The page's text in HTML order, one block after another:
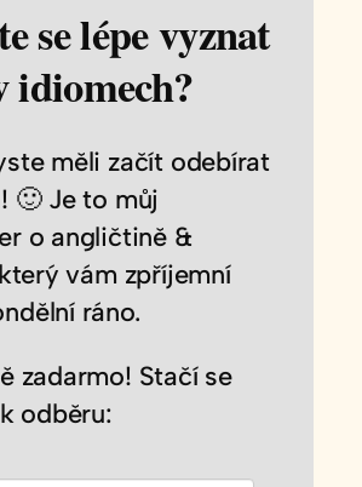
se lépe vyznat
idiomech?
měli začít odebírat
🙂 Je to můj
o angličtině &
vám zpříjemní
ráno.
zadarmo! Stačí se
odběru: